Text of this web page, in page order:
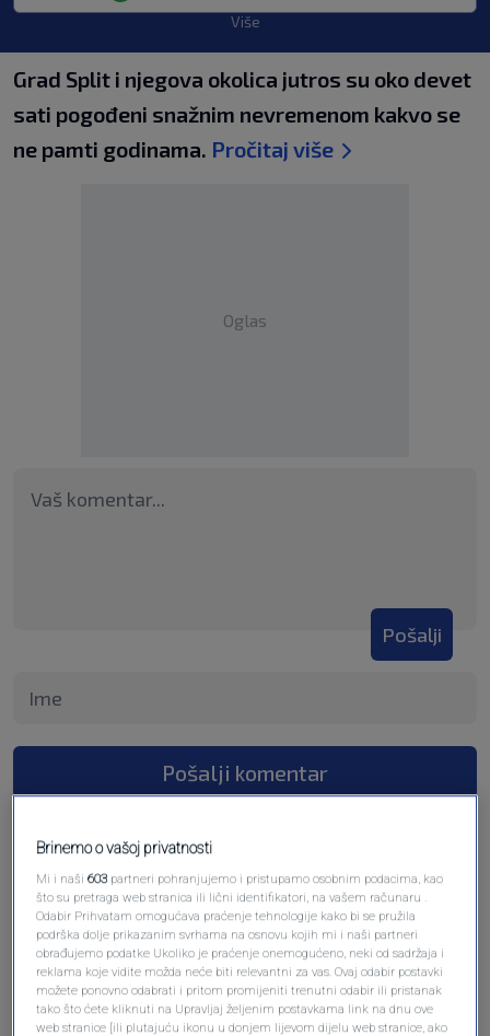
Više
Grad Split i njegova okolica jutros su oko devet
sati pogođeni snažnim nevremenom kakvo se
ne pamti godinama. Pročitaj više
Oglas
Pošalji
Pošalji komentar
Oglas
Brinemo o vašoj privatnosti
Mi i naši603 partneri pohranjujemo i pristupamo osobnim podacima, kao
što su pretraga web stranica ili lični identifikatori, na vašem računaru .
Odabir Prihvatam omogućava praćenje tehnologije kako bi se pružila
podrška dolje prikazanim svrhama na osnovu kojih mi i naši partneri
obrađujemo podatke Ukoliko je praćenje onemogućeno, neki od sadržaja i
reklama koje vidite možda neće biti relevantni za vas. Ovaj odabir postavki
možete ponovno odabrati i pritom promijeniti trenutni odabir ili pristanak
tako što ćete kliknuti na Upravljaj željenim postavkama link na dnu ove
web stranice [ili plutajuću ikonu u donjem lijevom dijelu web stranice, ako